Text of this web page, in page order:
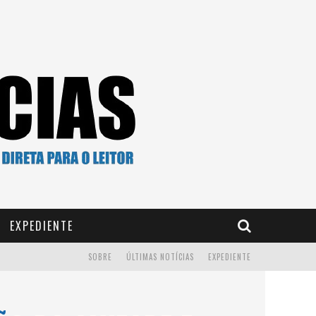
EXPEDIENTE
EXPEDIENTE
ÚLTIMAS NOTÍCIAS
SOBRE